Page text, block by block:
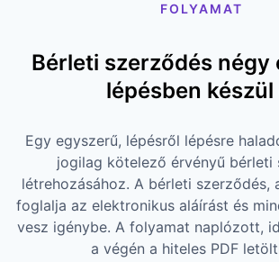
FOLYAMAT
Bérleti szerződés négy
lépésben készül
Egy egyszerű, lépésről lépésre
jogilag kötelező érvényű bérleti
létrehozásához. A bérleti szerződés,
foglalja az elektronikus aláírást és
vesz igénybe. A folyamat naplózott,
a végén a hiteles PDF